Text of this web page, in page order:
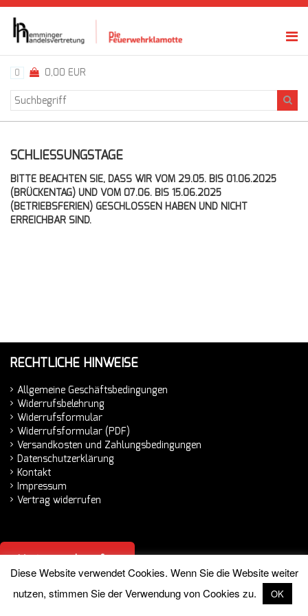
0 0,00 EUR
SCHLIESSUNGSTAGE
BITTE BEACHTEN SIE, DASS WIR VOM 29.05. BIS 01.06.2025
(BRÜCKENTAG) UND VOM 07.06. BIS 15.06.2025
(BETRIEBSFERIEN) GESCHLOSSEN HABEN UND NICHT
ERREICHBAR SIND.
RECHTLICHE HINWEISE
Allgemeine Geschäftsbedingungen
Widerrufsbelehrung
Widerrufsformular
Widerrufsformular (PDF)
Versandkosten und Zahlungsbedingungen
Datenschutzerklärung
Kontakt
Impressum
Vertrag widerrufen
Vertrag widerrufen
© 2026 Hemminger Handelsvertretung
Diese Website verwendet Cookies. Wenn Sie die Website weiter
nutzen, stimmen Sie der Verwendung von Cookies zu.
OK